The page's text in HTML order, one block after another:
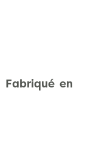
Fabriqué en